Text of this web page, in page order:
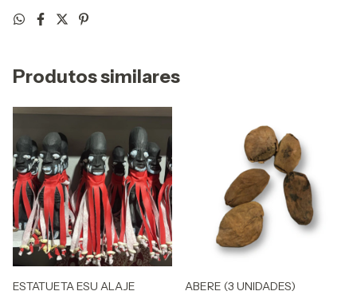
Produtos similares
ESTATUETA ESU ALAJE ABERE (3 UNIDADES)